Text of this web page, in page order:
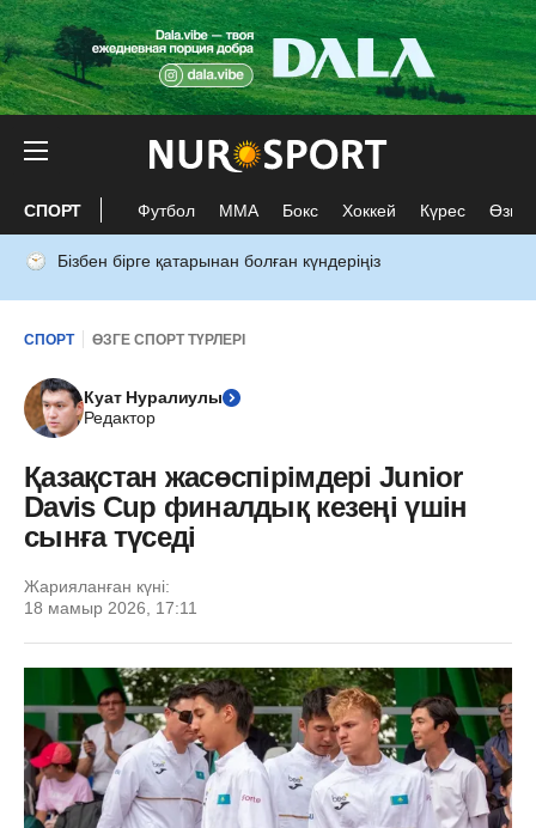
СПОРТ Футбол ММА Бокс Хоккей Күрес Өзге
Бізбен бірге қатарынан болған күндеріңіз
СПОРТ ӨЗГЕ СПОРТ ТҮРЛЕРІ
Куат Нуралиулы
Редактор
Қазақстан жасөспірімдері Junior
Davis Cup финалдық кезеңі үшін
сынға түседі
Жарияланған күні:
18 мамыр 2026, 17:11